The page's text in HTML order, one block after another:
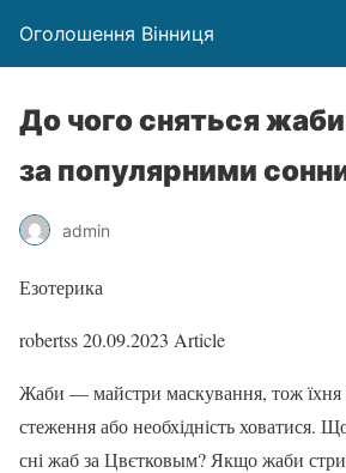
Оголошення Вінниця
До чого сняться
за популярними
admin
Езотерика
robertss20.09.2023 Article
Жаби — майстри маскування, тож їхня
стеження або необхідність ховатися.
сні жаб за Цвєтковым? Якщо жаби